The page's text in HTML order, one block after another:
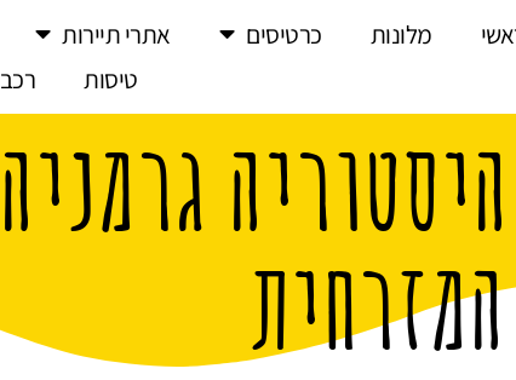
מלונות כרטיסים אתרי תיירות
טיסות
רכב
גרמניה
המזרחית